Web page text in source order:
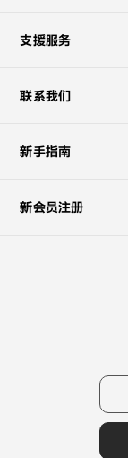
支援服务
联系我们
新手指南
新会员注册